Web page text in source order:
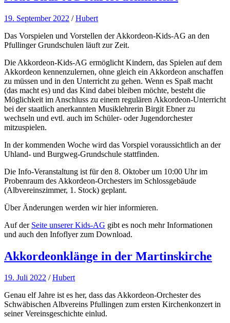
19. September 2022 /Hubert
Das Vorspielen und Vorstellen der Akkordeon-Kids-AG an den
Pfullinger Grundschulen läuft zur Zeit.
Die Akkordeon-Kids-AG ermöglicht Kindern, das Spielen auf dem
Akkordeon kennenzulernen, ohne gleich ein Akkordeon anschaffen
zu müssen und in den Unterricht zu gehen. Wenn es Spaß macht
(das macht es) und das Kind dabei bleiben möchte, besteht die
Möglichkeit im Anschluss zu einem regulären Akkordeon-Unterricht
bei der staatlich anerkannten Musiklehrerin Birgit Ebner zu
wechseln und evtl. auch im Schüler- oder Jugendorchester
mitzuspielen.
In der kommenden Woche wird das Vorspiel voraussichtlich an der
Uhland- und Burgweg-Grundschule stattfinden.
Die Info-Veranstaltung ist für den 8. Oktober um 10:00 Uhr im
Probenraum des Akkordeon-Orchesters im Schlossgebäude
(Albvereinszimmer, 1. Stock) geplant.
Über Änderungen werden wir hier informieren.
Auf der Seite unserer Kids-AG gibt es noch mehr Informationen
und auch den Infoflyer zum Download.
Akkordeonklänge in der Martinskirche
19. Juli 2022 /Hubert
Genau elf Jahre ist es her, dass das Akkordeon-Orchester des
Schwäbischen Albvereins Pfullingen zum ersten Kirchenkonzert in
seiner Vereinsgeschichte einlud.